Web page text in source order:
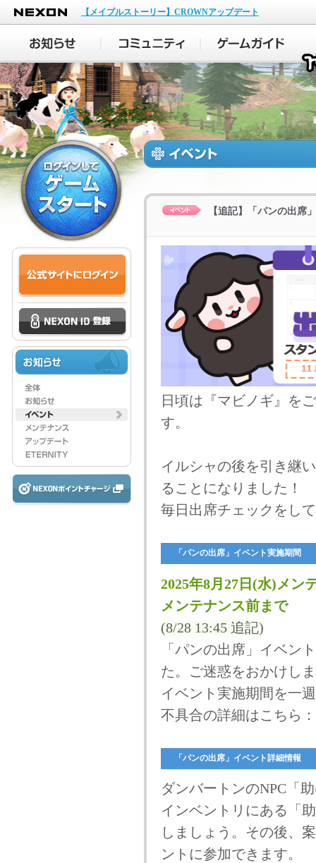
NEXON
【メイプルストーリー】CROWNアップデート
【追記】「パンの出席
日頃は『マビノギ』を
す。
イルシャの後を引き継
ることになりました！
毎日出席チェックをし
「パンの出席」イベント実施期間
2025年8月27日(水)メン
メンテナンス前まで
(8/28 13:45 追記)
「パンの出席」イベン
た。ご迷惑をおかけし
イベント実施期間を一
不具合の詳細はこちら
「パンの出席」イベント詳細情報
ダンバートンのNPC「
インベントリにある「
しましょう。その後、
ントに参加できます。